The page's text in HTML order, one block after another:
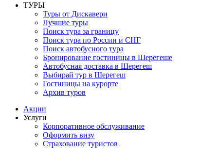
ТУРЫ
Туры от Дискавери
Лучшие туры
Поиск тура за границу
Поиск тура по России и СНГ
Поиск автобусного тура
Бронирование гостиницы в Шерегеше
Автобусная доставка в Шерегеш
Выбирай тур в Шерегеш
Гостиницы на курорте
Архив туров
Акции
Услуги
Корпоративное обслуживание
Оформить визу
Страхование туристов